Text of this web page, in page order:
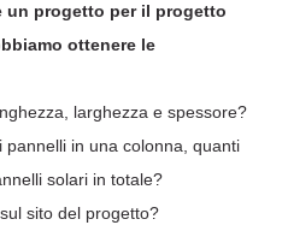
un progetto per il progetto
ottenere le
larghezza e spessore?
in una colonna, quanti
solari in totale?
sito del progetto?